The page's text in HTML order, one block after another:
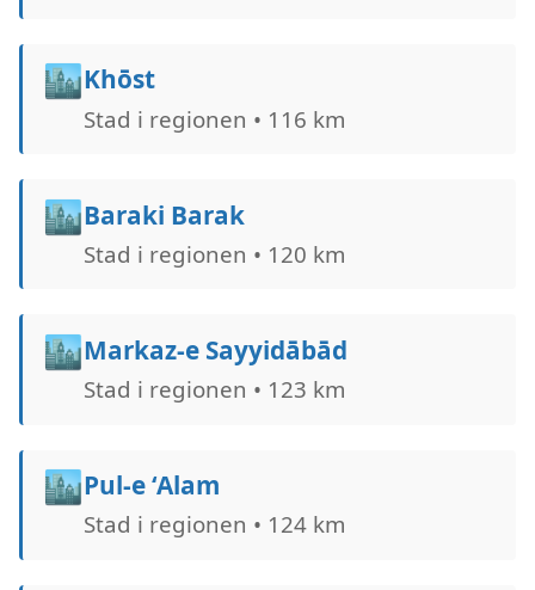
🏙️Khōst
Stad i regionen • 116 km
🏙️Baraki Barak
Stad i regionen • 120 km
🏙️Markaz-e Sayyidābād
Stad i regionen • 123 km
🏙️Pul-e ‘Alam
Stad i regionen • 124 km